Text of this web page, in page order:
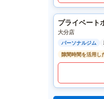
プライベート
大分店
パーソナルジム
隙間時間を活用し